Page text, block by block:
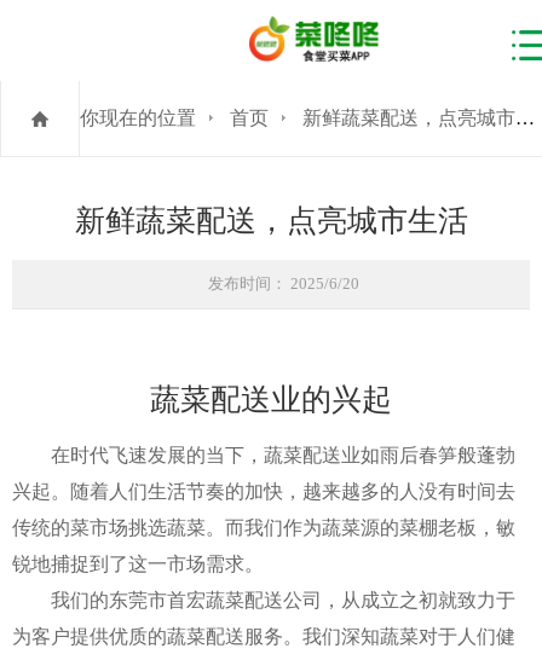
你现在的位置 首页 新鲜蔬菜配送，点亮城市生活
新鲜蔬菜配送，点亮城市生活
发布时间： 2025/6/20
蔬菜配送业的兴起
在时代飞速发展的当下，蔬菜配送业如雨后春笋般蓬勃
兴起。随着人们生活节奏的加快，越来越多的人没有时间去
传统的菜市场挑选蔬菜。而我们作为蔬菜源的菜棚老板，敏
锐地捕捉到了这一市场需求。
我们的东莞市首宏蔬菜配送公司，从成立之初就致力于
为客户提供优质的蔬菜配送服务。我们深知蔬菜对于人们健